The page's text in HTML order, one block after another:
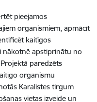
pieejamos
organismiem, apmācīt
kaitīgos
nākotnē apstiprinātu no
paredzēts
organismu
Karalistes tirgum
vietas izveide un